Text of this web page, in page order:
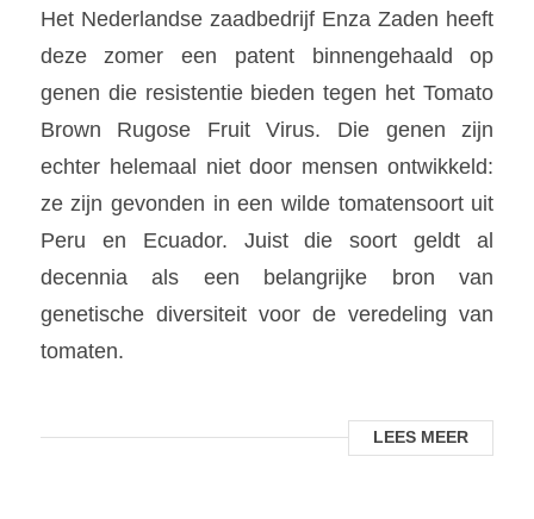
Het Nederlandse zaadbedrijf Enza Zaden heeft
deze zomer een patent binnengehaald op
genen die resistentie bieden tegen het Tomato
Brown Rugose Fruit Virus. Die genen zijn
echter helemaal niet door mensen ontwikkeld:
ze zijn gevonden in een wilde tomatensoort uit
Peru en Ecuador. Juist die soort geldt al
decennia als een belangrijke bron van
genetische diversiteit voor de veredeling van
tomaten.
LEES MEER